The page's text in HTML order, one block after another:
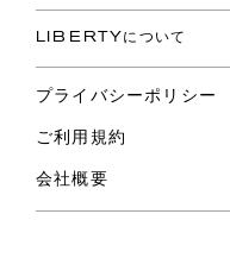
ファブリックス
バッグ
スカーフ
ウェア
ライフスタイル
スペシャル
リバティ・ファブリックス
LIBERTYについて
プライバシーポリシー
ご利用規約
会社概要